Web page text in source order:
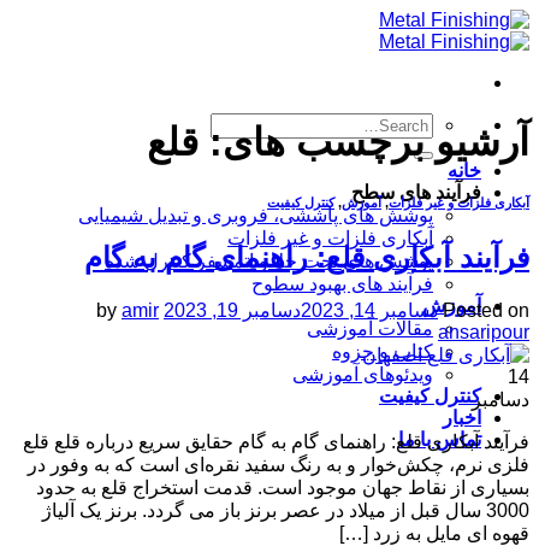
Skip
to
خانه
فرآیند های سطح
پوشش های پاششی، فروبری و تبدیل شیمیایی
آبکاری فلزات و غیر فلزات
پوشش های تحت خلا و اتمسفر کنترل شده
فرآیند های بهبود سطوح
آموزش
مقالات آموزشی
کتاب و جزوه
ویدئوهای آموزشی
کنترل کیفیت
اخبار
تماس با ما
آرشیو برچسب های: قلع
آبکاری فلزات و غیر فلزات,آموزش,کنترل کیفیت
فرآیند آبکاری قلع: راهنمای گام به گام
Posted on دسامبر 14, 2023 دسامبر 19, 2023 by amir
ansaripour
14
دسامبر
فرآیند آبکاری قلع: راهنمای گام به گام حقایق سریع درباره قلع قلع
فلزی نرم، چکش‌خوار و به رنگ سفید نقره‌ای است که به وفور در
بسیاری از نقاط جهان موجود است. قدمت استخراج قلع به حدود
3000 سال قبل از میلاد در عصر برنز باز می گردد. برنز یک آلیاژ
قهوه ای مایل به زرد […]